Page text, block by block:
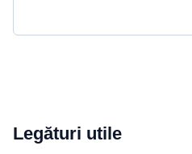
Legături utile